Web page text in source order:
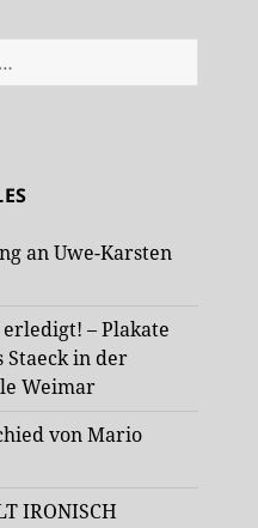
an Uwe-Karsten
– Plakate
Staeck in der
Weimar
von Mario
IRONISCH